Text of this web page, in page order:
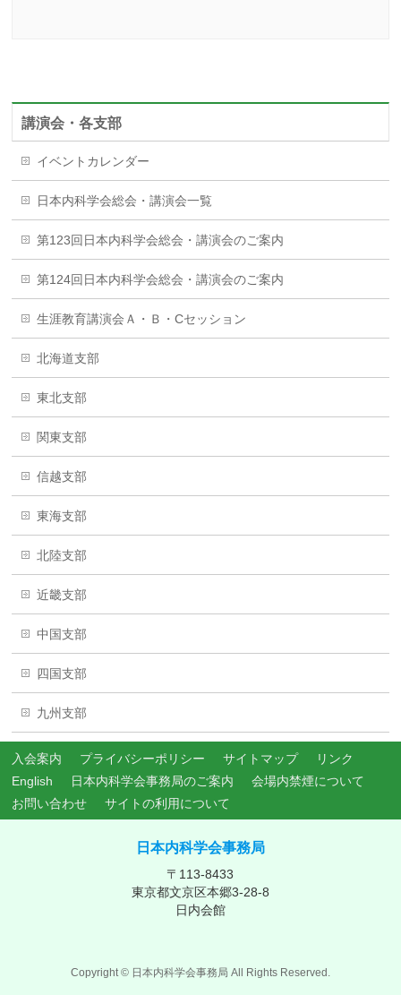
講演会・各支部
イベントカレンダー
日本内科学会総会・講演会一覧
第123回日本内科学会総会・講演会のご案内
第124回日本内科学会総会・講演会のご案内
生涯教育講演会Ａ・Ｂ・Cセッション
北海道支部
東北支部
関東支部
信越支部
東海支部
北陸支部
近畿支部
中国支部
四国支部
九州支部
入会案内 プライバシーポリシー サイトマップ
リンク
English
日本内科学会事務局のご案内
会場内禁煙について
お問い合わせ
サイトの利用について
日本内科学会事務局
〒113-8433
東京都文京区本郷3-28-8
日内会館
Copyright © 日本内科学会事務局 All Rights Reserved.